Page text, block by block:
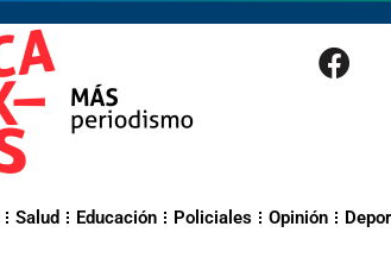
Salud Educación Policiales Opinión